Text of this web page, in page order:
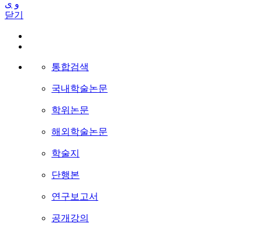
و ی
닫기
통합검색
국내학술논문
학위논문
해외학술논문
학술지
단행본
연구보고서
공개강의